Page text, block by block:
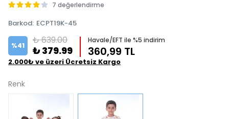
7 değerlendirme
Barkod: ECPT19K-45
%41 ₺ 639.00
₺ 379.99
Havale/EFT ile %5 indirim
360,99 TL
2.000₺ ve üzeri Ücretsiz Kargo
Renk